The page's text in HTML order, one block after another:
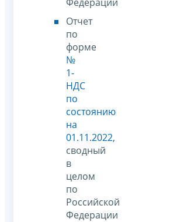
Отчет
по
форме
№
1-
НДС
по
состоянию
на
01.11.2022,
сводный
в
целом
по
Российской
Федерации